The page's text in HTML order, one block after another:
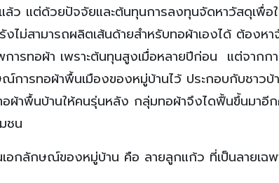
ว แต่ด้วยปัจจัยและต้นทุนการลงทุนจัดหาวัสดุเพื่อใ
ม่สามารถผลิตเส้นด้ายสำหรับทอผ้าเองได้ ต้องห
ารทอผ้า เพราะต้นทุนสูงเมื่อหลายปีก่อน แต่จากก
การทอผ้าพื้นเมืองของหมู่บ้านไว้ ประกอบกับชาวบ้
ผ้าพื้นบ้านให้คนรุ่นหลัง กลุ่มทอผ้าจึงไดฟื้นขึ้นมาอี
ชน
เอกลักษณ์ของหมู่บ้าน คือ ลายลูกแก้ว ที่เป็นลายเฉพ